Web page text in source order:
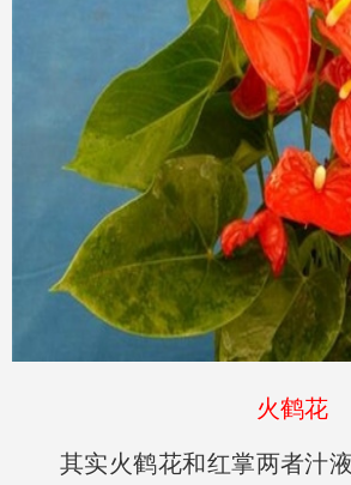
火鹤花
其实火鹤花和红掌两者汁